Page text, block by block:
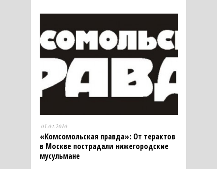
01.04.2010
«Комсомольская правда»: От терактов
в Москве пострадали нижегородские
мусульмане